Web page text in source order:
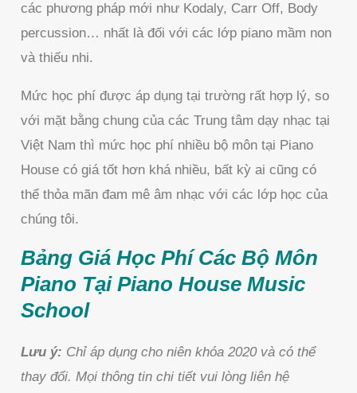
các phương pháp mới như Kodaly, Carr Off, Body
percussion… nhất là đối với các lớp piano mầm non
và thiếu nhi.
Mức học phí được áp dụng tại trường rất hợp lý, so
với mặt bằng chung của các Trung tâm dạy nhạc tại
Việt Nam thì mức học phí nhiều bộ môn tại Piano
House có giá tốt hơn khá nhiều, bất kỳ ai cũng có
thể thỏa mãn đam mê âm nhạc với các lớp học của
chúng tôi.
Bảng Giá Học Phí Các Bộ Môn
Piano Tại Piano House Music
School
Lưu ý: Chỉ áp dụng cho niên khóa 2020 và có thể
thay đổi. Mọi thông tin chi tiết vui lòng liên hệ